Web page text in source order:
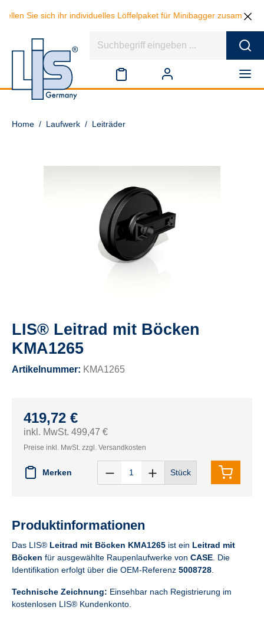
Sie sich ihr individuelles Löffelpaket für Minibagger zusammen
Home / Laufwerk / Leiträder
LIS® Leitrad mit Böcken
KMA1265
Artikelnummer: KMA1265
419,72 €
inkl. MwSt. 499,47 €
Preise inkl. MwSt. zzgl. Versandkosten
Merken Stück
Produktinformationen
Das LIS® Leitrad mit Böcken KMA1265 ist ein Leitrad mit
Böcken für ausgewählte Raupenlaufwerke von CASE . Die
Identifikation erfolgt über die OEM-Referenz 5008728
Technische Zeichnung: Einsehbar nach Registrierung im
kostenlosen LIS® Kundenkonto.